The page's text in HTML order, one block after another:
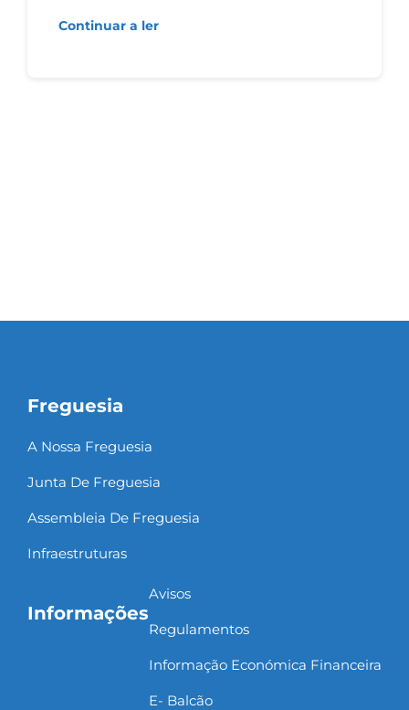
Continuar a ler
Freguesia
A Nossa Freguesia
Junta De Freguesia
Assembleia De Freguesia
Infraestruturas
Informações
Avisos
Regulamentos
Informação Económica Financeira
E- Balcão